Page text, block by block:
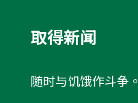
取得新闻
随时与饥饿作斗争。